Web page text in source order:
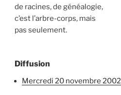
de racines, de généalogie,
c’est l’arbre-corps, mais
pas seulement.
Diffusion
mercredi 20 novembre 2002